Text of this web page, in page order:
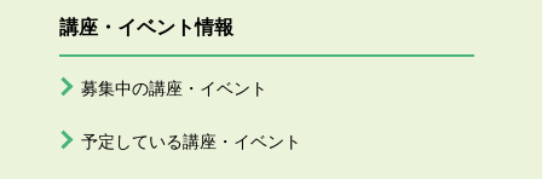
講座・イベント情報
募集中の講座・イベント
予定している講座・イベント